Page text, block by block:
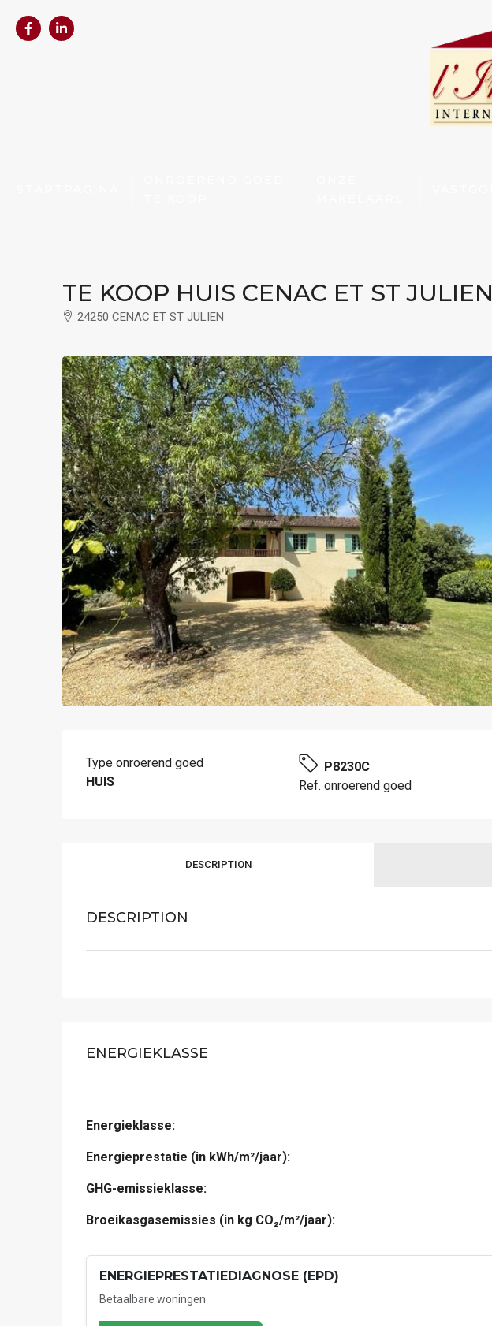
TE KOOP HUIS CENAC ET ST JULIEN
24250 CENAC ET ST JULIEN
Type onroerend goed
HUIS
P8230C
Ref. onroerend goed
DESCRIPTION
DESCRIPTION
ENERGIEKLASSE
Energieklasse:
Energieprestatie (in kWh/m²/jaar):
GHG-emissieklasse:
Broeikasgasemissies (in kg CO₂/m²/jaar):
ENERGIEPRESTATIEDIAGNOSE (EPD)
Betaalbare woningen